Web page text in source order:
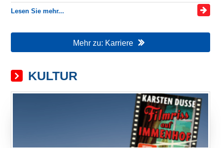
Lesen Sie mehr...
Mehr zu: Karriere
KULTUR